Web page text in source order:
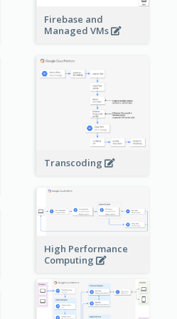
Firebase and
Managed VMs
Transcoding
High Performance
Computing